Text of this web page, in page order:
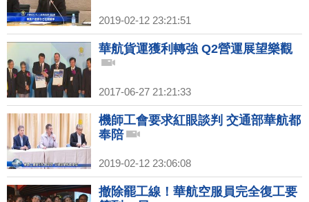
2019-02-12 23:21:51
華航貨運獲利轉強 Q2營運展望樂觀
2017-06-27 21:21:33
機師工會要求紅眼談判 交通部華航都
奉陪
2019-02-12 23:06:08
撤除罷工線！華航空服員完全復工要